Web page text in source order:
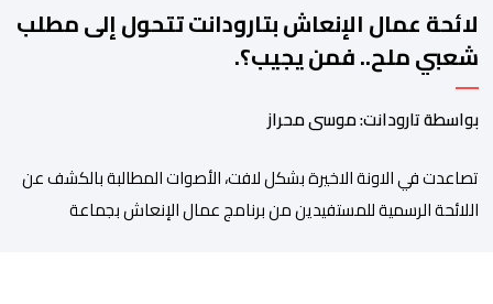
لائحة عمال الإنعاش بتارودانت تتحول إلى مطلب
شعبي ملح.. فمن يجيب؟.
بواسطة تارودانت: موسى محراز
تصاعدت في الاونة الاخيرة بشكل لافت، الأصوات المطالبة بالكشف عن
اللائحة الرسمية للمستفيدين من برنامج عمال الإنعاش بجماعة